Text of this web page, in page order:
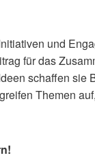
und
für das
schaffen sie
Themen